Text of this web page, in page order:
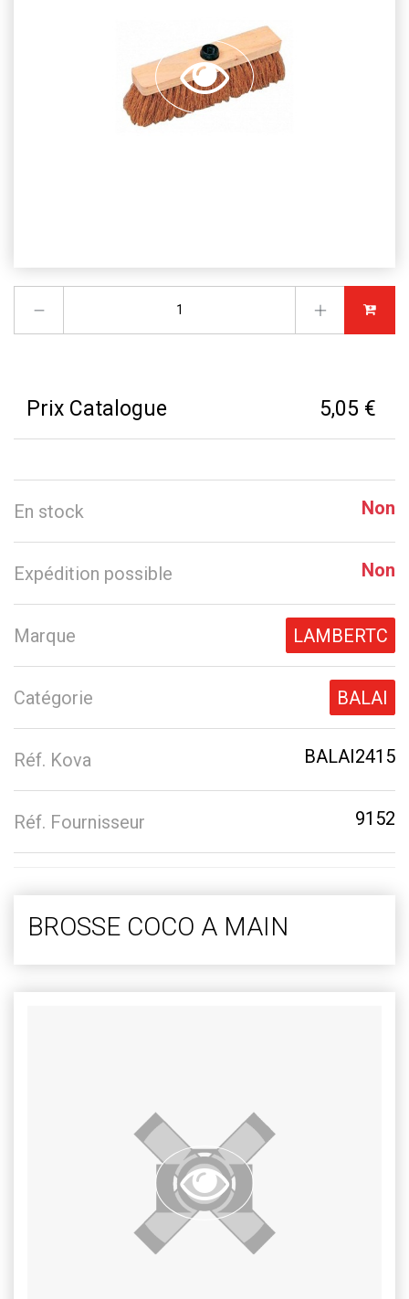
Prix Catalogue 5,05 €
En stock Non
Expédition possible Non
Marque LAMBERTC
Catégorie BALAI
Réf. Kova BALAI2415
Réf. Fournisseur 9152
BROSSE COCO A MAIN